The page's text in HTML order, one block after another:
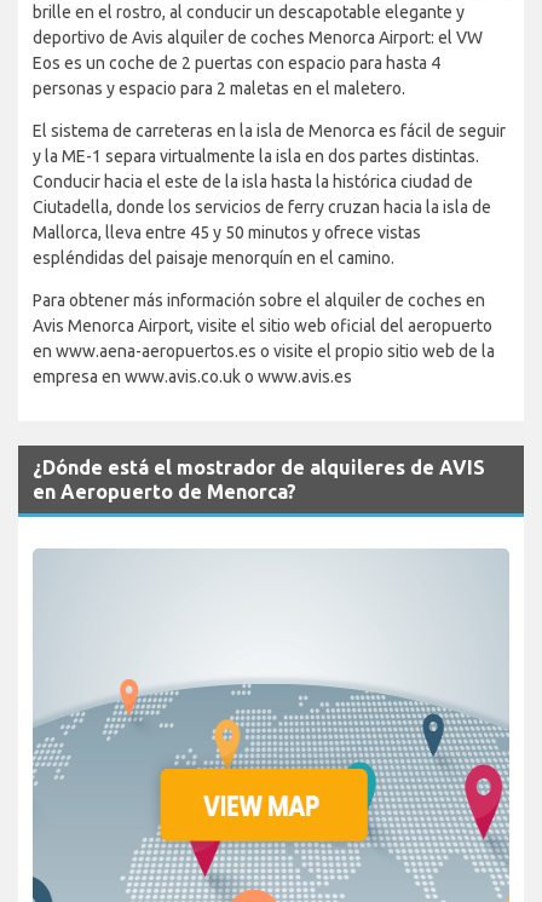
brille en el rostro, al conducir un descapotable elegante y
deportivo de Avis alquiler de coches Menorca Airport: el VW
Eos es un coche de 2 puertas con espacio para hasta 4
personas y espacio para 2 maletas en el maletero.
El sistema de carreteras en la isla de Menorca es fácil de seguir
y la ME-1 separa virtualmente la isla en dos partes distintas.
Conducir hacia el este de la isla hasta la histórica ciudad de
Ciutadella, donde los servicios de ferry cruzan hacia la isla de
Mallorca, lleva entre 45 y 50 minutos y ofrece vistas
espléndidas del paisaje menorquín en el camino.
Para obtener más información sobre el alquiler de coches en
Avis Menorca Airport, visite el sitio web oficial del aeropuerto
en www.aena-aeropuertos.es o visite el propio sitio web de la
empresa en www.avis.co.uk o www.avis.es
¿Dónde está el mostrador de alquileres de AVIS
en Aeropuerto de Menorca?